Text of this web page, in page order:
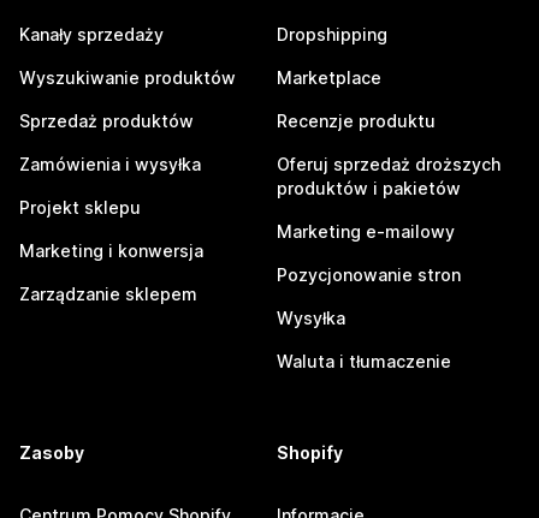
Kanały sprzedaży
Wyszukiwanie produktów
Sprzedaż produktów
Zamówienia i wysyłka
Projekt sklepu
Marketing i konwersja
Zarządzanie sklepem
Dropshipping
Marketplace
Recenzje produktu
Oferuj sprzedaż droższych
produktów i pakietów
Marketing e-mailowy
Pozycjonowanie stron
Wysyłka
Waluta i tłumaczenie
Zasoby Shopify